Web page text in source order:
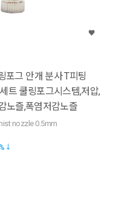
포그 안개 분사 T피팅
트 쿨링포그시스템,저압,
노즐,폭염저감노즐
nozzle 0.5mm